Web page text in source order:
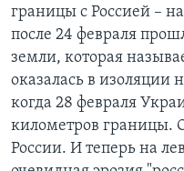
границы с Россией –
после 24 февраля
земли, которая
оказалась в изоляции
когда 28 февраля
километров границы.
России. И теперь на